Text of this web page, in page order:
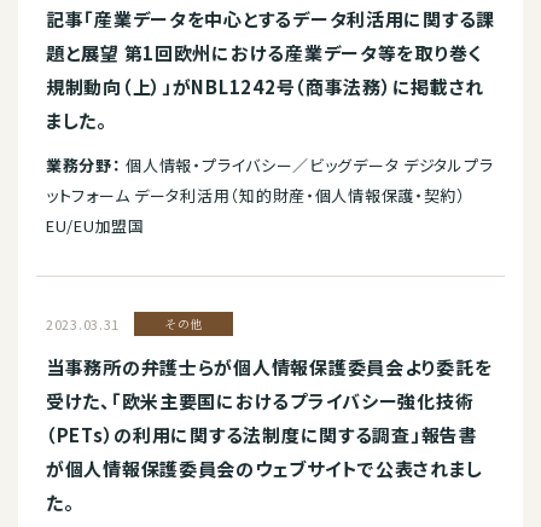
記事「産業データを中心とするデータ利活用に関する課
題と展望 第1回欧州における産業データ等を取り巻く
規制動向（上）」がNBL1242号（商事法務）に掲載され
ました。
業務分野： 個人情報・プライバシー／ビッグデータ デジタルプラ
ットフォーム データ利活用（知的財産・個人情報保護・契約）
EU/EU加盟国
2023.03.31 その他
当事務所の弁護士らが個人情報保護委員会より委託を
受けた、「欧米主要国におけるプライバシー強化技術
（PETs）の利用に関する法制度に関する調査」報告書
が個人情報保護委員会のウェブサイトで公表されまし
た。